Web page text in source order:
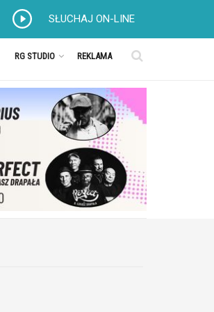
SŁUCHAJ ON-LINE
RG STUDIO REKLAMA